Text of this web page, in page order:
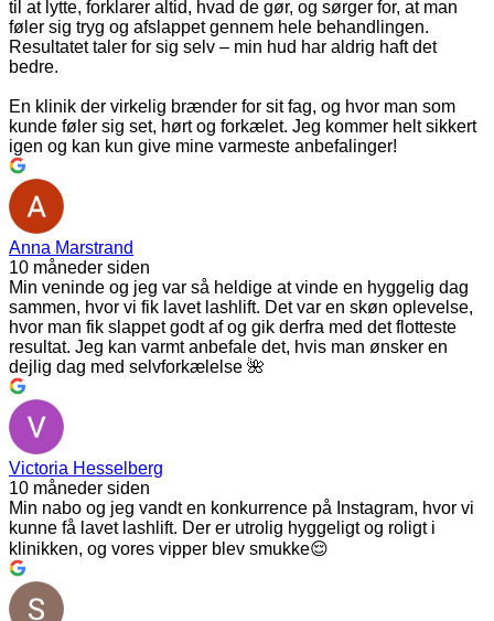
til at lytte, forklarer altid, hvad de gør, og sørger for, at man
føler sig tryg og afslappet gennem hele behandlingen.
Resultatet taler for sig selv – min hud har aldrig haft det
bedre.
En klinik der virkelig brænder for sit fag, og hvor man som
kunde føler sig set, hørt og forkælet. Jeg kommer helt sikkert
igen og kan kun give mine varmeste anbefalinger!
Anna Marstrand
10 måneder siden
Min veninde og jeg var så heldige at vinde en hyggelig dag
sammen, hvor vi fik lavet lashlift. Det var en skøn oplevelse,
hvor man fik slappet godt af og gik derfra med det flotteste
resultat. Jeg kan varmt anbefale det, hvis man ønsker en
dejlig dag med selvforkælelse 🌺
Victoria Hesselberg
10 måneder siden
Min nabo og jeg vandt en konkurrence på Instagram, hvor vi
kunne få lavet lashlift. Der er utrolig hyggeligt og roligt i
klinikken, og vores vipper blev smukke😌